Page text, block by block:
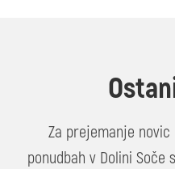
Za prejemanje
ponudbah v Dolini